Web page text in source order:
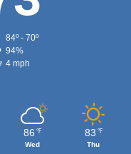
84º - 70º
94%
4 mph
86 ℉
Wed
83 ℉
Thu